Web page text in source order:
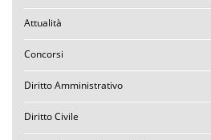
Attualità
Concorsi
Diritto Amministrativo
Diritto Civile